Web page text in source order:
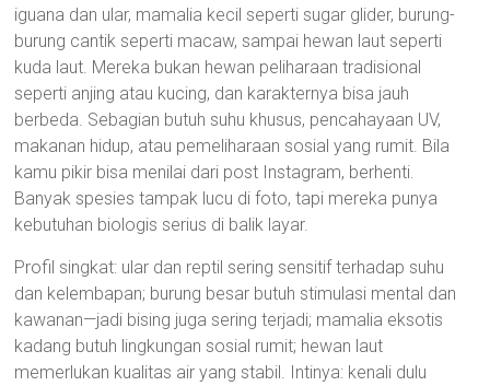
iguana dan ular, mamalia kecil seperti sugar glider, burung-
burung cantik seperti macaw, sampai hewan laut seperti
kuda laut. Mereka bukan hewan peliharaan tradisional
seperti anjing atau kucing, dan karakternya bisa jauh
berbeda. Sebagian butuh suhu khusus, pencahayaan UV,
makanan hidup, atau pemeliharaan sosial yang rumit. Bila
kamu pikir bisa menilai dari post Instagram, berhenti.
Banyak spesies tampak lucu di foto, tapi mereka punya
kebutuhan biologis serius di balik layar.
Profil singkat: ular dan reptil sering sensitif terhadap suhu
dan kelembapan; burung besar butuh stimulasi mental dan
kawanan—jadi bising juga sering terjadi; mamalia eksotis
kadang butuh lingkungan sosial rumit; hewan laut
memerlukan kualitas air yang stabil. Intinya: kenali dulu